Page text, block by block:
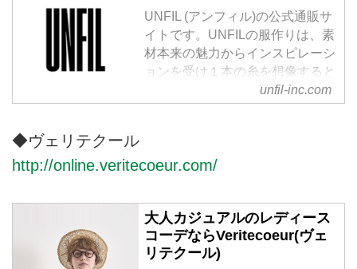
UNFIL (アンフィル)の公式通販サ
イトです。UNFILの服作りは、素
材本来の魅力からインスピレーシ
ョンを受け１本の糸を想像すると
ころからはじまります。それぞれ
の産地で大切に育てられ、古くか
力が備わっています。素材本来の
生地の開発をし、新しいアイデア
と生産者の伝統的な技術によって
着心地の良さやシルエットを追求
した上質な日常着を提案します。
unfil-inc.com
◆ヴェリテクール
http://online.veritecoeur.com/
大人カジュアルのレディース
コーデならVeritecoeur(ヴェ
リテクール)